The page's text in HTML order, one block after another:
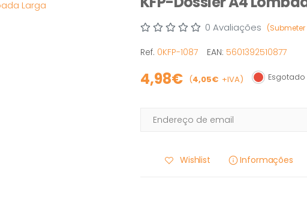
0 Avaliações
Ref. 0KFP-1087 EAN: 5601392510877
4,98€ (4,05€ +IVA) Esgotado
Esgotado
Wishlist Informações